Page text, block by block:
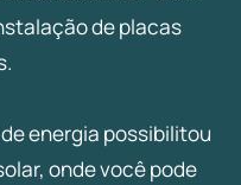
de placas
energia possibilitou
onde você pode